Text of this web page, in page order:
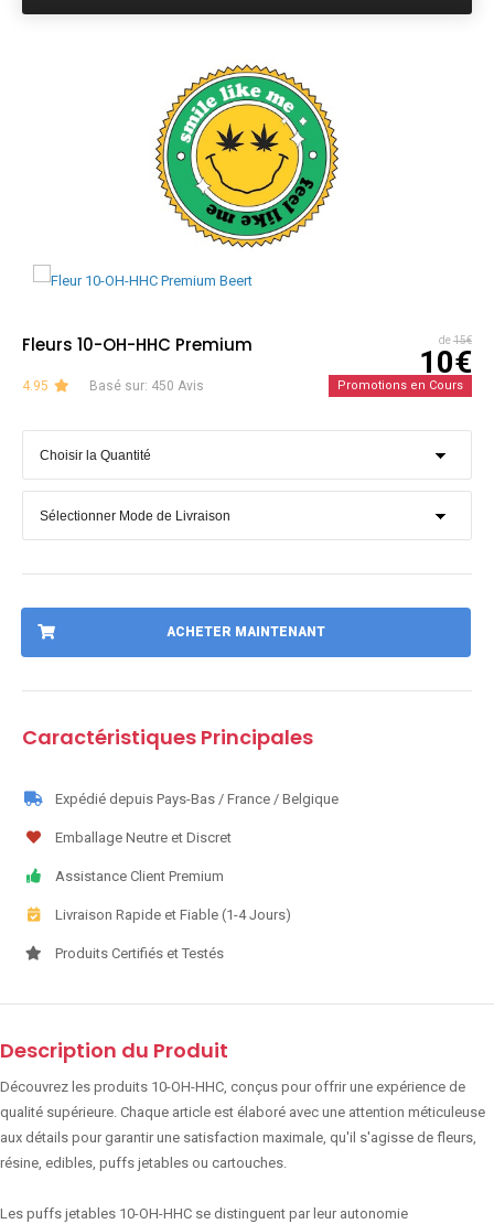
Fleurs 10-OH-HHC Premium de15€
10€
4.95 Basé sur: 450 Avis Promotions en Cours
ACHETER MAINTENANT
Caractéristiques Principales
Expédié depuis Pays-Bas / France / Belgique
Emballage Neutre et Discret
Assistance Client Premium
Livraison Rapide et Fiable (1-4 Jours)
Produits Certifiés et Testés
Description du Produit
Découvrez les produits 10-OH-HHC, conçus pour offrir une expérience de
qualité supérieure. Chaque article est élaboré avec une attention méticuleuse
aux détails pour garantir une satisfaction maximale, qu'il s'agisse de fleurs,
résine, edibles, puffs jetables ou cartouches.
Les puffs jetables 10-OH-HHC se distinguent par leur autonomie